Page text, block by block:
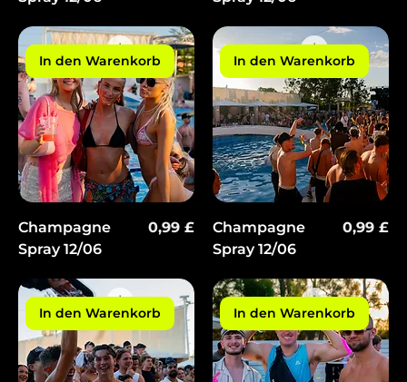
In den Warenkorb
Champagne
Spray 12/06
Preis
0,99 £
In den Warenkorb
Champagne
Spray 12/06
Preis
0,99 £
In den Warenkorb In den Warenkorb